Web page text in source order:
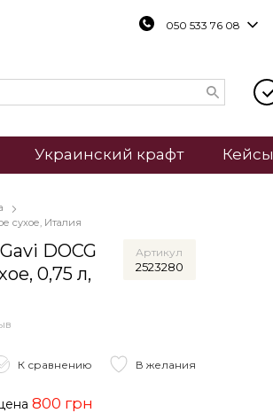
050 533 76 08
Украинский крафт Кейсы
сухое, Италия
DOCG
0,75 л,
Артикул
2523280
К сравнению В желания
800 грн